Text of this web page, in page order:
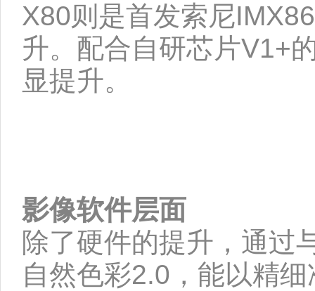
X80则是首发索尼
升。配合自研芯片V1+
显提升。
影像软件层面
除了硬件的提升，通过
自然色彩2.0，能以精